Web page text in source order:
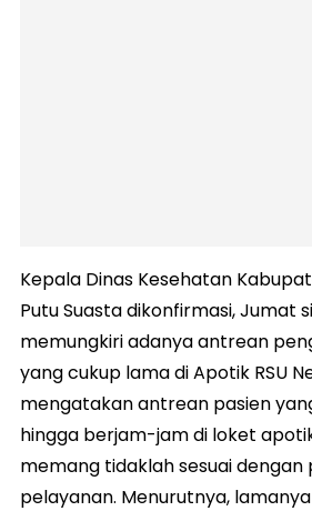
Kepala Dinas Kesehatan
Putu Suasta dikonfirmasi, Jumat
memungkiri adanya antrean
yang cukup lama di Apotik RSU
mengatakan antrean pasien
hingga berjam-jam di loket
memang tidaklah sesuai dengan
pelayanan. Menurutnya,